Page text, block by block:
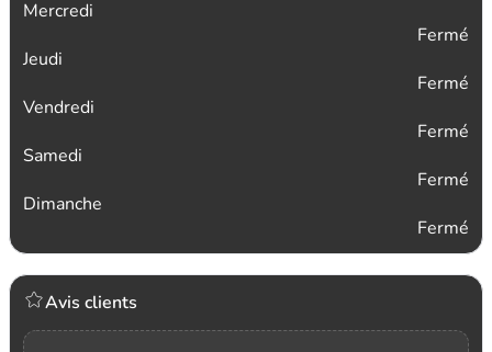
Mercredi
Fermé
Jeudi
Fermé
Vendredi
Fermé
Samedi
Fermé
Dimanche
Fermé
Avis clients